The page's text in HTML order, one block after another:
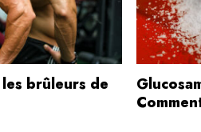
brûleurs de